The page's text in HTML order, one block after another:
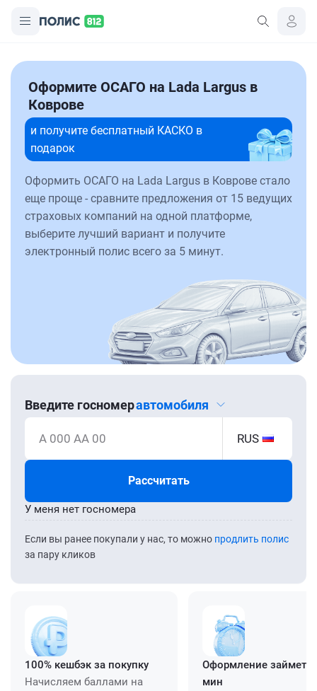
Оформите ОСАГО на Lada Largus в
Коврове
и получите бесплатный КАСКО в
подарок
Оформить ОСАГО на Lada Largus в Коврове стало
еще проще - сравните предложения от 15 ведущих
страховых компаний на одной платформе,
выберите лучший вариант и получите
электронный полис всего за 5 минут.
Введите госномеравтомобиля
А 000 АА 00 RUS
Рассчитать
Если вы ранее покупали у нас, то можно продлить полис
за пару кликов
У меня нет госномера
100% кешбэк за покупку
Начисляем баллами на
Оформление займет
мин